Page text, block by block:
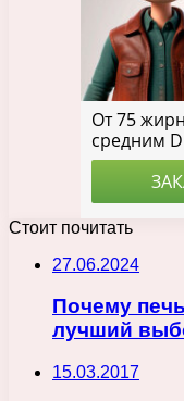
Стоит почитать
27.06.2024
Почему
лучший
15.03.2017